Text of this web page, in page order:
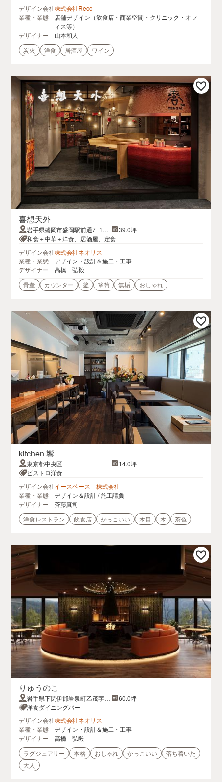
デザイン会社株式会社Reco
業種・業態
店舗デザイン（飲食店・商業空間・クリニック・オフ
ィス等）
デザイナー
山本和人
炭火
洋食 居酒屋 ワイン
喜想天外
岩手県盛岡市盛岡駅前通7−12
はちや盛岡駅前ビル1F
39.0坪
和食＋中華＋洋食、居酒屋、定食
デザイン会社株式会社ネオリス
業種・業態
デザイン・設計＆施工・工事
デザイナー
高橋 弘毅
骨董
カウンター 釜 箪笥 無垢 おしゃれ
kitchen 響
東京都中央区
14.0坪
ビストロ洋食
デザイン会社イースペース 株式会社
業種・業態
デザイン＆設計 / 施工請負
デザイナー
斉藤真司
洋食レストラン
飲食店 かっこいい 木目 木 茶色
りゅうのこ
岩手県下閉伊郡岩泉町乙茂字大
向10-3
60.0坪
洋食ダイニングバー
デザイン会社株式会社ネオリス
業種・業態
デザイン・設計＆施工・工事
デザイナー
高橋 弘毅
ラグジュアリー
本格 おしゃれ かっこいい
落ち着いた
大人